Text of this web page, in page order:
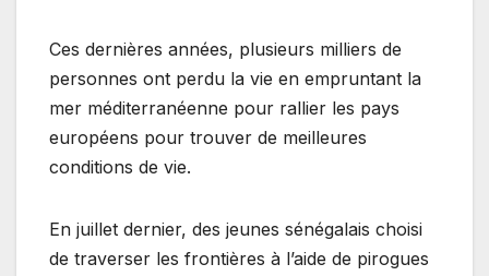
Ces dernières années, plusieurs milliers de
personnes ont perdu la vie en empruntant la
mer méditerranéenne pour rallier les pays
européens pour trouver de meilleures
conditions de vie.
En juillet dernier, des jeunes sénégalais choisi
de traverser les frontières à l’aide de pirogues